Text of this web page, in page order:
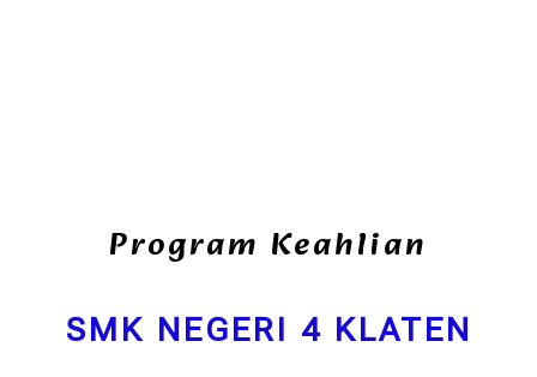
Program Keahlian
SMK NEGERI 4 KLATEN